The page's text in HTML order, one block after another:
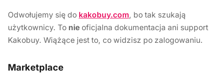
Odwołujemy się do kakobuy.com, bo tak szukają
użytkownicy. To nie oficjalna dokumentacja ani support
Kakobuy. Wiążące jest to, co widzisz po zalogowaniu.
Marketplace